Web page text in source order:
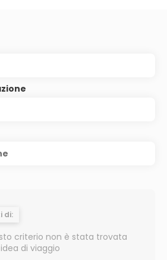
di:
criterio non è stata trovata
di viaggio